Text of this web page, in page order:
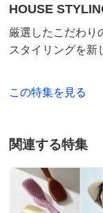
HOUSE
厳選したこだわり
スタイリングを新
この特集を見る
関連する特集